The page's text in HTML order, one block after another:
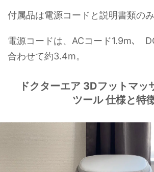
付属品は電源コードと説明書類のみ
電源コードは、ACコード1.9m､
合わせて約3.4m。
ドクターエア 3Dフットマッ
ツール 仕様と特